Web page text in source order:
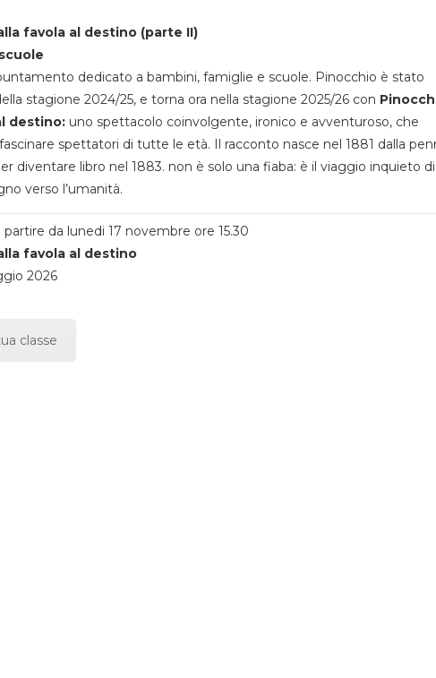
favola al destino (parte II)
dedicato a bambini, famiglie e scuole. Pinocchio è stato
stagione 2024/25, e torna ora nella stagione 2025/26 con
destino:uno spettacolo coinvolgente, ironico e avventuroso, che
spettatori di tutte le età. Il racconto nasce nel 1881 dalla
diventare libro nel 1883. non è solo una fiaba: è il viaggio inquieto di
verso l’umanità.
da lunedi 17 novembre ore 15.30
favola al destino
2026
classe